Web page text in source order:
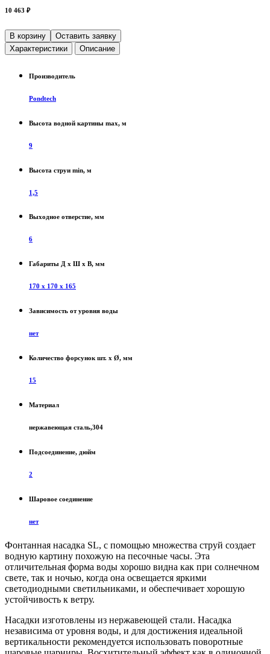
10 463 ₽
В корзину
Оставить заявку
Характеристики
Описание
Производитель
Pondtech
Высота водной картины max, м
9
Высота струи min, м
1,5
Выходное отверстие, мм
6
Габариты Д х Ш х В, мм
170 х 170 х 165
Зависимость от уровня воды
нет
Количество форсунок шт. x Ø, мм
15
Материал
нержавеющая сталь,304
Подсоединение, дюйм
2
Шаровое соединение
нет
Фонтанная насадка SL, с помощью множества струй создает
водную картину похожую на песочные часы. Эта
отличительная форма воды хорошо видна как при солнечном
свете, так и ночью, когда она освещается яркими
светодиодными светильниками, и обеспечивает хорошую
устойчивость к ветру.
Насадки изготовлены из нержавеющей стали. Насадка
независима от уровня воды, и для достижения идеальной
вертикальности рекомендуется использовать поворотные